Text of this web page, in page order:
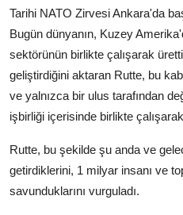
Tarihi NATO Zirvesi Ankara'da
Bugün dünyanın, Kuzey
sektörünün birlikte çalışarak
geliştirdiğini aktaran Rutte, bu
ve yalnızca bir ulus tarafından
işbirliği içerisinde birlikte
Rutte, bu şekilde şu anda ve
getirdiklerini, 1 milyar insanı ve
savunduklarını vurguladı.